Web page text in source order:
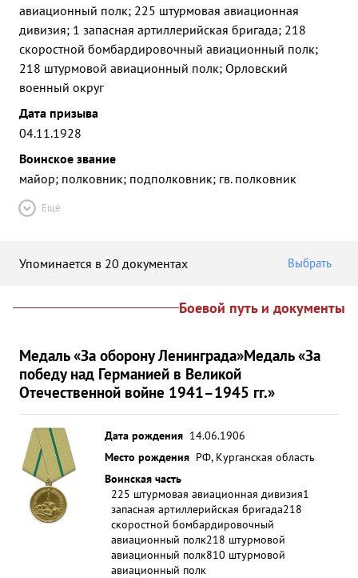
авиационный полк; 225 штурмовая авиационная
дивизия; 1 запасная артиллерийская бригада; 218
скоростной бомбардировочный авиационный полк;
218 штурмовой авиационный полк; Орловский
военный округ
Дата призыва
04.11.1928
Воинское звание
майор; полковник; подполковник; гв. полковник
Ещё
Упоминается в 20 документах Выбрать
Боевой путь и документы
Медаль «За оборону Ленинграда»Медаль «За
победу над Германией в Великой
Отечественной войне 1941–1945 гг.»
Дата рождения 14.06.1906
Место рождения РФ, Курганская область
Воинская часть
225 штурмовая авиационная дивизия1
запасная артиллерийская бригада218
скоростной бомбардировочный
авиационный полк218 штурмовой
авиационный полк810 штурмовой
авиационный полк